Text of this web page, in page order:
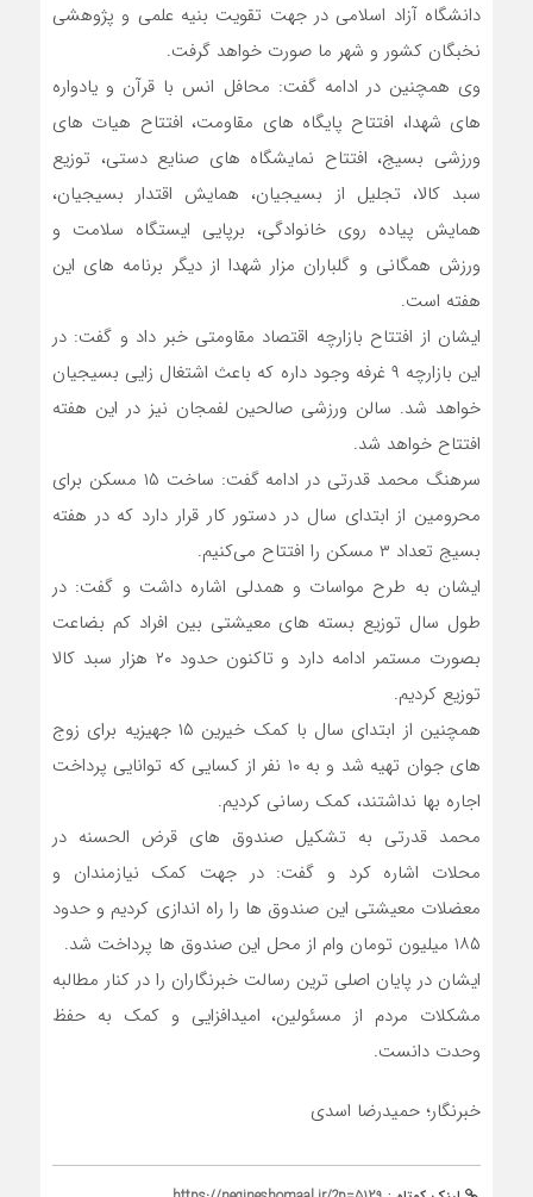
دانشگاه آزاد اسلامی در جهت تقویت بنیه علمی و پژوهشی
نخبگان کشور و شهر ما صورت خواهد گرفت.
وی همچنین در ادامه گفت: محافل انس با قرآن و یادواره
های شهدا، افتتاح پایگاه های مقاومت، افتتاح هیات های
ورزشی بسیج، افتتاح نمایشگاه های صنایع دستی، توزیع
سبد کالا، تجلیل از بسیجیان، همایش اقتدار بسیجیان،
همایش پیاده روی خانوادگی، برپایی ایستگاه سلامت و
ورزش همگانی و گلباران مزار شهدا از دیگر برنامه های این
هفته است.
ایشان از افتتاح بازارچه اقتصاد مقاومتی خبر داد و گفت: در
این بازارچه ۹ غرفه وجود داره که باعث اشتغال زایی بسیجیان
خواهد شد. سالن ورزشی صالحین لفمجان نیز در این هفته
افتتاح خواهد شد.
سرهنگ محمد قدرتی در ادامه گفت: ساخت ۱۵ مسکن برای
محرومین از ابتدای سال در دستور کار قرار دارد که در هفته
بسیج تعداد ۳ مسکن را افتتاح می‌کنیم.
ایشان به طرح مواسات و همدلی اشاره داشت و گفت: در
طول سال توزیع بسته های معیشتی بین افراد کم بضاعت
بصورت مستمر ادامه دارد و تاکنون حدود ۲۰ هزار سبد کالا
توزیع کردیم.
همچنین از ابتدای سال با کمک خیرین ۱۵ جهیزیه برای زوج
های جوان تهیه شد و به ۱۰ نفر از کسایی که توانایی پرداخت
اجاره بها نداشتند، کمک رسانی کردیم.
محمد قدرتی به تشکیل صندوق های قرض الحسنه در
محلات اشاره کرد و گفت: در جهت کمک نیازمندان و
معضلات معیشتی این صندوق ها را راه اندازی کردیم و حدود
۱۸۵ میلیون تومان وام از محل این صندوق ها پرداخت شد.
ایشان در پایان اصلی ترین رسالت خبرنگاران را در کنار مطالبه
مشکلات مردم از مسئولین، امیدافزایی و کمک به حفظ
وحدت دانست.
خبرنگار؛ حمیدرضا اسدی